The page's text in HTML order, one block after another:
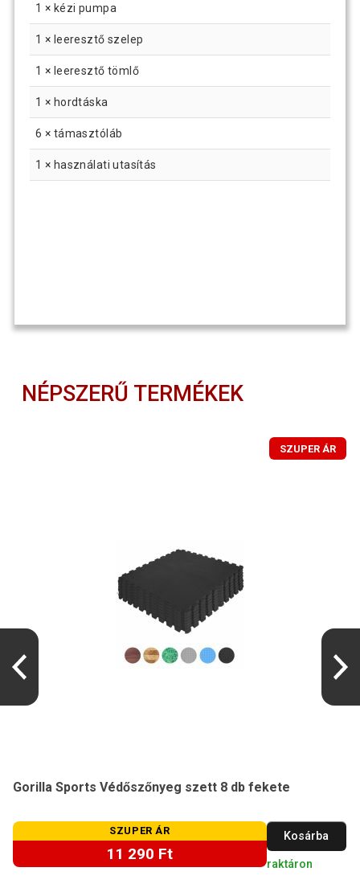
1 × kézi pumpa
1 × leeresztő szelep
1 × leeresztő tömlő
1 × hordtáska
6 × támasztóláb
1 × használati utasítás
NÉPSZERŰ TERMÉKEK
SZUPER ÁR
Gorilla Sports Védőszőnyeg szett 8 db fekete
SZUPER ÁR
11 290 Ft
Kosárba
raktáron